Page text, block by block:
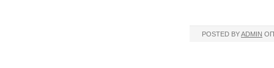
POSTED BYADMIN